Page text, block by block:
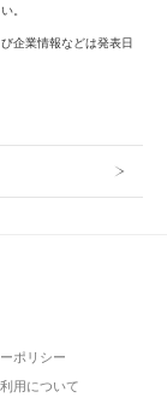
。
企業情報などは発表日
ポリシー
用について